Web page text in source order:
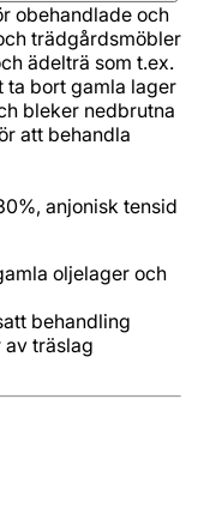
obehandlade och
trädgårdsmöbler
ädelträ som t.ex.
ta bort gamla lager
bleker nedbrutna
att behandla
anjonisk tensid
oljelager och
behandling
av träslag